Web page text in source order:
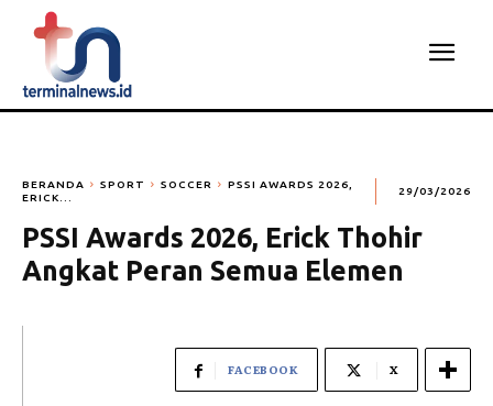
BERANDA SPORT SOCCER
PSSI AWARDS 2026,
ERICK...
29/03/2026
PSSI Awards 2026, Erick Thohir
Angkat Peran Semua Elemen
FACEBOOK X